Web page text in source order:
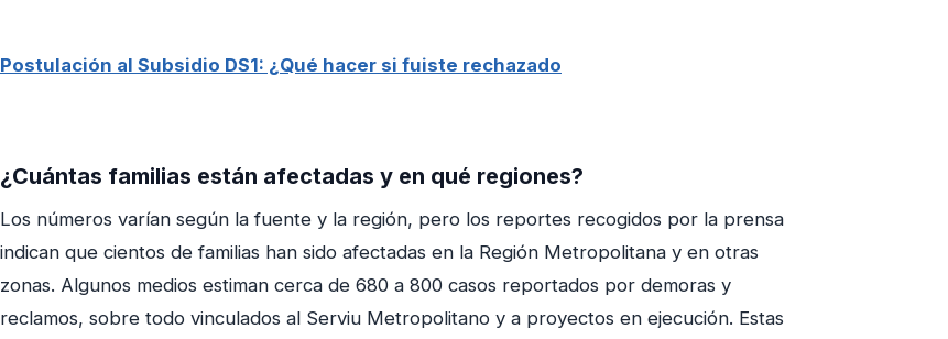
Postulación al Subsidio DS1: ¿Qué hacer si fuiste rechazado
¿Cuántas familias están afectadas y en qué regiones?
Los números varían según la fuente y la región, pero los reportes recogidos por la prensa
indican que cientos de familias han sido afectadas en la Región Metropolitana y en otras
zonas. Algunos medios estiman cerca de 680 a 800 casos reportados por demoras y
reclamos, sobre todo vinculados al Serviu Metropolitano y a proyectos en ejecución. Estas